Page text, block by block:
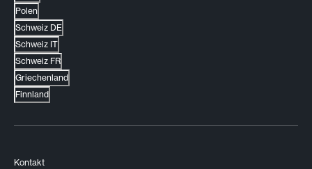
Polen
Schweiz DE
Schweiz IT
Schweiz FR
Griechenland
Finnland
Kontakt